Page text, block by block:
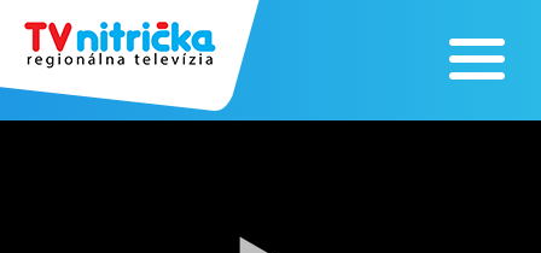
Výrobe medu zasvätil celý svoj život